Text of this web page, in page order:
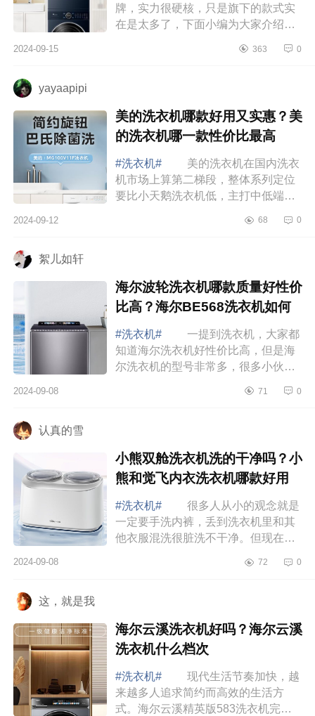
牌，实力很硬核，只是旗下的款式实
在是太多了，下面小编为大家介绍下
超微净泡哪个好 小天鹅蓝氧值不
2024-09-15 363 0
yayaapipi
美的洗衣机哪款好用又实惠？美
的洗衣机哪一款性价比最高
#洗衣机#
美的洗衣机在国内洗衣
机市场上算第二梯段，整体系列定位
要比小天鹅洗衣机低，主打中低端市
为大家介绍下美的洗衣机哪款好用又
2024-09-12 68 0
絮儿如轩
海尔波轮洗衣机哪款质量好性价
比高？海尔BE568洗衣机如何
#洗衣机#
一提到洗衣机，大家都
知道海尔洗衣机好性价比高，但是海
尔洗衣机的型号非常多，很多小伙伴
尔波轮洗衣机哪款质量好性价比高？
2024-09-08 71 0
认真的雪
小熊双舱洗衣机洗的干净吗？小
熊和觉飞内衣洗衣机哪款好用
#洗衣机#
很多人从小的观念就是
一定要手洗内裤，丢到洗衣机里和其
他衣服混洗很脏洗不干净。但现在已
和袜子放到洗衣机洗，干净程度是要
2024-09-08 72 0
这，就是我
海尔云溪洗衣机好吗？海尔云溪
洗衣机什么档次
#洗衣机#
现代生活节奏加快，越
来越多人追求简约而高效的生活方
式。海尔云溪精英版583洗衣机完美